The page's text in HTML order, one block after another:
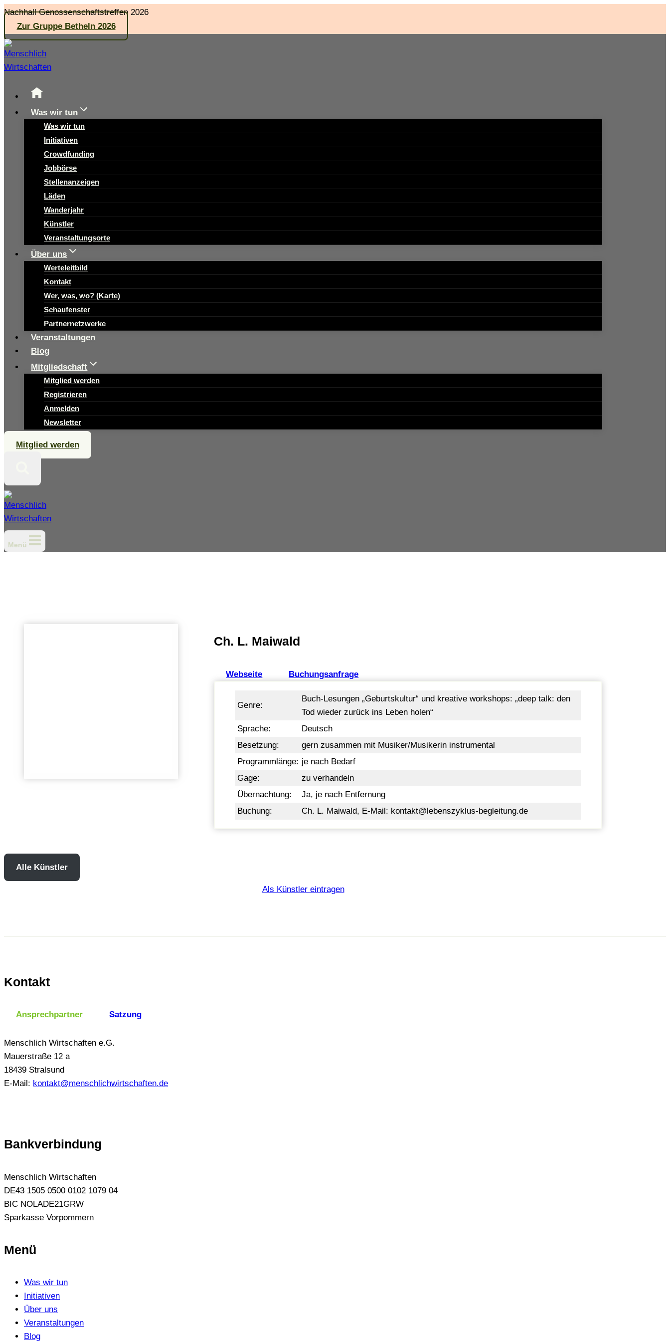
Zum
Inhalt
springen
Nachhall Genossenschaftstreffen 2026
Zur Gruppe Betheln 2026
Was wir tun
Was wir tun
Initiativen
Crowdfunding
Jobbörse
Stellenanzeigen
Läden
Wanderjahr
Künstler
Veranstaltungsorte
Über uns
Werteleitbild
Kontakt
Wer, was, wo? (Karte)
Schaufenster
Partnernetzwerke
Veranstaltungen
Blog
Mitgliedschaft
Mitglied werden
Registrieren
Anmelden
Newsletter
Mitglied werden
Menü
Ch. L. Maiwald
Webseite Buchungsanfrage
Genre:
Buch-Lesungen „Geburtskultur“ und kreative workshops: „deep talk: den
Tod wieder zurück ins Leben holen“
Sprache:
Deutsch
Besetzung:
gern zusammen mit Musiker/Musikerin instrumental
Programmlänge: je nach Bedarf
Gage:
zu verhandeln
Übernachtung:
Ja, je nach Entfernung
Buchung:
Ch. L. Maiwald, E-Mail: kontakt@lebenszyklus-begleitung.de
Alle Künstler
Als Künstler eintragen
Kontakt
Ansprechpartner Satzung
Menschlich Wirtschaften e.G.
Mauerstraße 12 a
18439 Stralsund
E-Mail: kontakt@menschlichwirtschaften.de
Bankverbindung
Menschlich Wirtschaften
DE43 1505 0500 0102 1079 04
BIC NOLADE21GRW
Sparkasse Vorpommern
Menü
Was wir tun
Initiativen
Über uns
Veranstaltungen
Blog